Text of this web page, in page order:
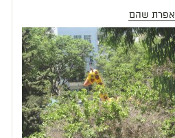
אפרת שהם